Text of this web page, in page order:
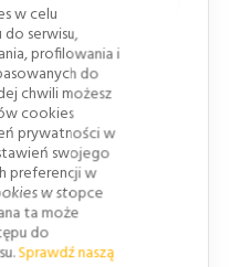
w celu
serwisu,
profilowania i
do
chwili możesz
cookies
prywatności w
swojego
preferencji w
w stopce
ta może
do
Sprawdź naszą
poziomego
zmniejsza ryzyko
na ścieranie,
atmosferyczne.
Ocena
spełnianie
drogowej.